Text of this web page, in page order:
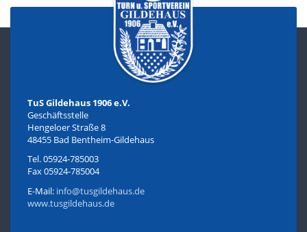
TuS Gildehaus 1906 e.V.
Geschäftsstelle
Hengeloer Straße 8
48455 Bad Bentheim-Gildehaus
Tel. 05924-785003
Fax 05924-785004
E-Mail: info@tusgildehaus.de
www.tusgildehaus.de